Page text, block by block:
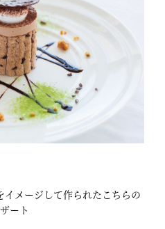
メージして作られたこちらの
ート